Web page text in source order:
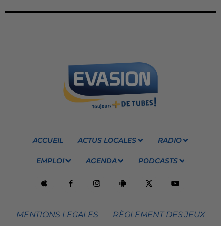
ACCUEIL ACTUS LOCALES RADIO
EMPLOI AGENDA PODCASTS
MENTIONS LEGALES RÈGLEMENT DES JEUX